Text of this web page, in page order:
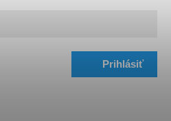
Prihlásiť